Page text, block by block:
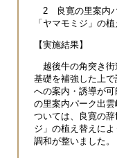
2 良寛の里案内
「ヤマモミジ」の
【実施結果】
越後牛の角突き街
基礎を補強した上
への案内・誘導が
の里案内パーク出
ついては、良寛の辞
ジ」の植え替えに
調和が整いました。